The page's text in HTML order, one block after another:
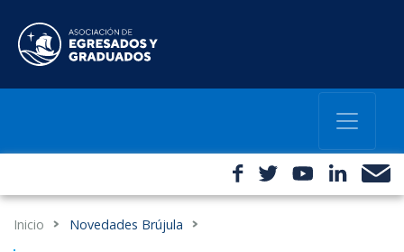
Inicio Novedades Brújula